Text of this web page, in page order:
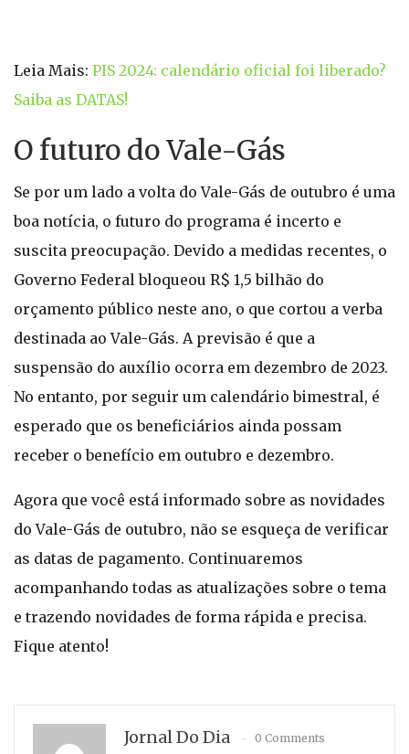
Leia Mais: PIS 2024: calendário oficial foi liberado?
Saiba as DATAS!
O futuro do Vale-Gás
Se por um lado a volta do Vale-Gás de outubro é uma
boa notícia, o futuro do programa é incerto e
suscita preocupação. Devido a medidas recentes, o
Governo Federal bloqueou R$ 1,5 bilhão do
orçamento público neste ano, o que cortou a verba
destinada ao Vale-Gás. A previsão é que a
suspensão do auxílio ocorra em dezembro de 2023.
No entanto, por seguir um calendário bimestral, é
esperado que os beneficiários ainda possam
receber o benefício em outubro e dezembro.
Agora que você está informado sobre as novidades
do Vale-Gás de outubro, não se esqueça de verificar
as datas de pagamento. Continuaremos
acompanhando todas as atualizações sobre o tema
e trazendo novidades de forma rápida e precisa.
Fique atento!
Jornal Do Dia 0 Comments